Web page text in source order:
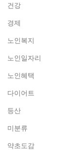
건강
경제
노인복지
노인일자리
노인혜택
다이어트
등산
미분류
약초도감